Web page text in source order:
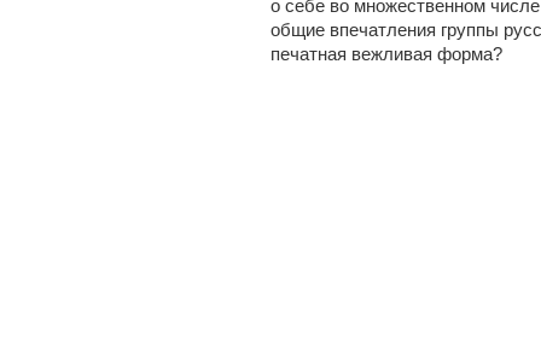
о себе во множественном
общие впечатления группы
печатная вежливая форма?